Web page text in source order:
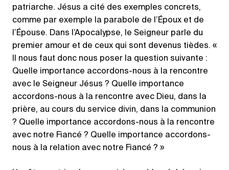
patriarche. Jésus a cité des exemples concrets,
comme par exemple la parabole de l’Époux et de
l’Épouse. Dans l’Apocalypse, le Seigneur parle du
premier amour et de ceux qui sont devenus tièdes. «
Il nous faut donc nous poser la question suivante :
Quelle importance accordons-nous à la rencontre
avec le Seigneur Jésus ? Quelle importance
accordons-nous à la rencontre avec Dieu, dans la
prière, au cours du service divin, dans la communion
? Quelle importance accordons-nous à la rencontre
avec notre Fiancé ? Quelle importance accordons-
nous à la relation avec notre Fiancé ? »